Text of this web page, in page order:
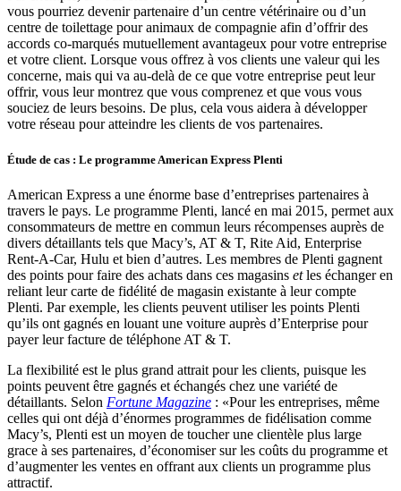
vous pourriez devenir partenaire d’un centre vétérinaire ou d’un
centre de toilettage pour animaux de compagnie afin d’offrir des
accords co-marqués mutuellement avantageux pour votre entreprise
et votre client. Lorsque vous offrez à vos clients une valeur qui les
concerne, mais qui va au-delà de ce que votre entreprise peut leur
offrir, vous leur montrez que vous comprenez et que vous vous
souciez de leurs besoins. De plus, cela vous aidera à développer
votre réseau pour atteindre les clients de vos partenaires.
Étude de cas : Le programme American Express Plenti
American Express a une énorme base d’entreprises partenaires à
travers le pays. Le programme Plenti, lancé en mai 2015, permet aux
consommateurs de mettre en commun leurs récompenses auprès de
divers détaillants tels que Macy’s, AT & T, Rite Aid, Enterprise
Rent-A-Car, Hulu et bien d’autres. Les membres de Plenti gagnent
des points pour faire des achats dans ces magasins etles échanger en
reliant leur carte de fidélité de magasin existante à leur compte
Plenti. Par exemple, les clients peuvent utiliser les points Plenti
qu’ils ont gagnés en louant une voiture auprès d’Enterprise pour
payer leur facture de téléphone AT & T.
La flexibilité est le plus grand attrait pour les clients, puisque les
points peuvent être gagnés et échangés chez une variété de
détaillants. Selon Fortune Magazine : «Pour les entreprises, même
celles qui ont déjà d’énormes programmes de fidélisation comme
Macy’s, Plenti est un moyen de toucher une clientèle plus large
grace à ses partenaires, d’économiser sur les coûts du programme et
d’augmenter les ventes en offrant aux clients un programme plus
attractif.